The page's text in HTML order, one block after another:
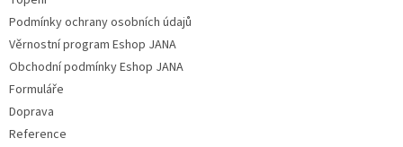
Podmínky ochrany osobních údajů
Věrnostní program Eshop JANA
Obchodní podmínky Eshop JANA
Formuláře
Doprava
Reference